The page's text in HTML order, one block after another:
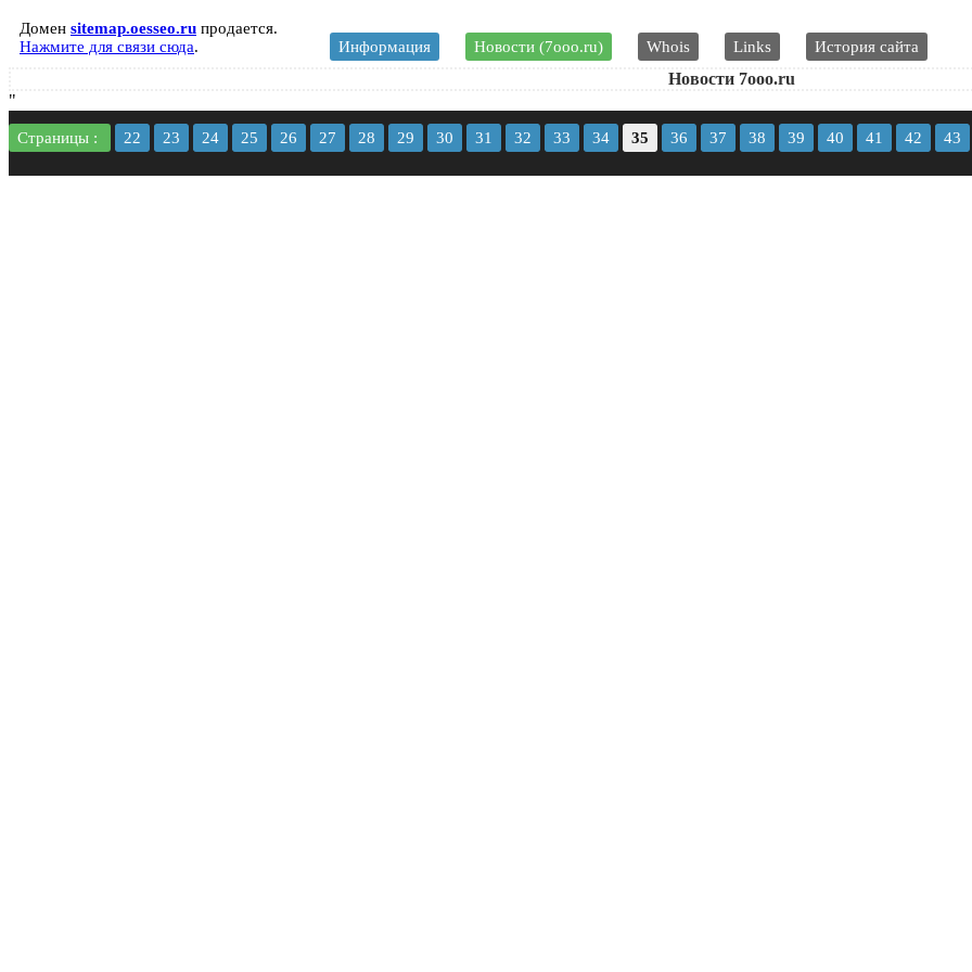
Домен sitemap.oesseo.ru продается.
Нажмите для связи сюда. Информация Новости (7ooo.ru) Whois Links История сайта
Новости 7ooo.ru
"
Страницы : 22 23 24 25 26 27 28 29 30 31 32 33 34 35 36 37 38 39 40 41 42 43